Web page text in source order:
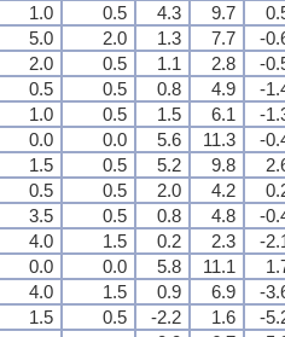
1.0 0.5 4.3 9.7
5.0 2.0 1.3 7.7
-
2.0 0.5 1.1 2.8
-
0.5 0.5 0.8 4.9
-
1.0 0.5 1.5 6.1
-
0.0 0.0 5.6 11.3
-
1.5 0.5 5.2 9.8
0.5 0.5 2.0 4.2
3.5 0.5 0.8 4.8
-
4.0 1.5 0.2 2.3
-
0.0 0.0 5.8 11.1
4.0 1.5 0.9 6.9
-
1.5 0.5 -2.2 1.6
-